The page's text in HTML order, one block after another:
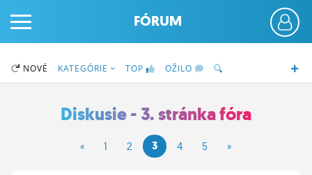
PRIHLÁS SA
FÓRUM
NOVÉ KATEGÓRIE TOP OŽILO
Diskusie - 3. stránka fóra
« 1 2 3 4 5 »